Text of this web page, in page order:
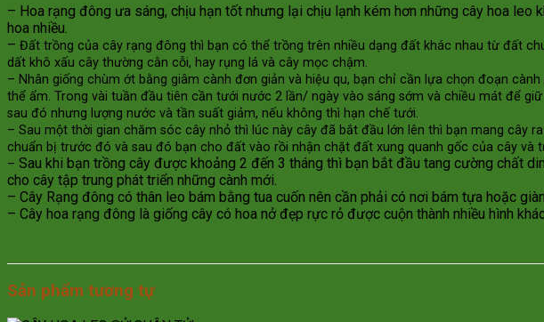
– Hoa rạng đông ưa sáng, chịu hạn tốt nhưng lại chịu lạnh kém hơn những cây hoa
hoa nhiều.
– Đất trồng của cây rạng đông thì bạn có thể trồng trên nhiều dạng đất khác nhau từ đất
dất khô xấu cây thường cằn cỗi, hay rụng lá và cây mọc chậm.
– Nhân giống chùm ớt bằng giâm cành đơn giản và hiệu qu, bạn chỉ cần lựa chọn đoạn
thể ẩm. Trong vài tuần đầu tiên cần tưới nước 2 lần/ ngày vào sáng sớm và chiều mát để
sau đó nhưng lượng nước và tần suất giảm, nếu không thì hạn chế tưới.
– Sau một thời gian chăm sóc cây nhỏ thì lúc này cây đã bắt đầu lớn lên thì bạn mang cây
chuẩn bị trước đó và sau đó bạn cho đất vào rồi nhận chặt đất xung quanh gốc của cây
– Sau khi bạn trồng cây được khoảng 2 đến 3 tháng thì bạn bắt đầu tang cường chất
cho cây tập trung phát triển những cành mới.
– Cây Rạng đông có thân leo bám bằng tua cuốn nên cần phải có nơi bám tựa hoặc
– Cây hoa rạng đông là giống cây có hoa nở đẹp rực rỏ được cuộn thành nhiều hình
Sản phẩm tương tự